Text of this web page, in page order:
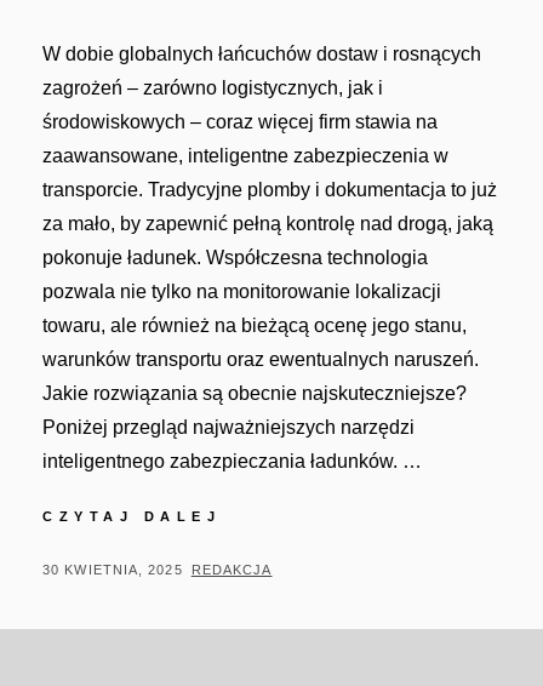
W dobie globalnych łańcuchów dostaw i rosnących
zagrożeń – zarówno logistycznych, jak i
środowiskowych – coraz więcej firm stawia na
zaawansowane, inteligentne zabezpieczenia w
transporcie. Tradycyjne plomby i dokumentacja to już
za mało, by zapewnić pełną kontrolę nad drogą, jaką
pokonuje ładunek. Współczesna technologia
pozwala nie tylko na monitorowanie lokalizacji
towaru, ale również na bieżącą ocenę jego stanu,
warunków transportu oraz ewentualnych naruszeń.
Jakie rozwiązania są obecnie najskuteczniejsze?
Poniżej przegląd najważniejszych narzędzi
inteligentnego zabezpieczania ładunków. …
CZYTAJ DALEJ
W
POSTED
30 KWIETNIA, 2025 BY
REDAKCJA